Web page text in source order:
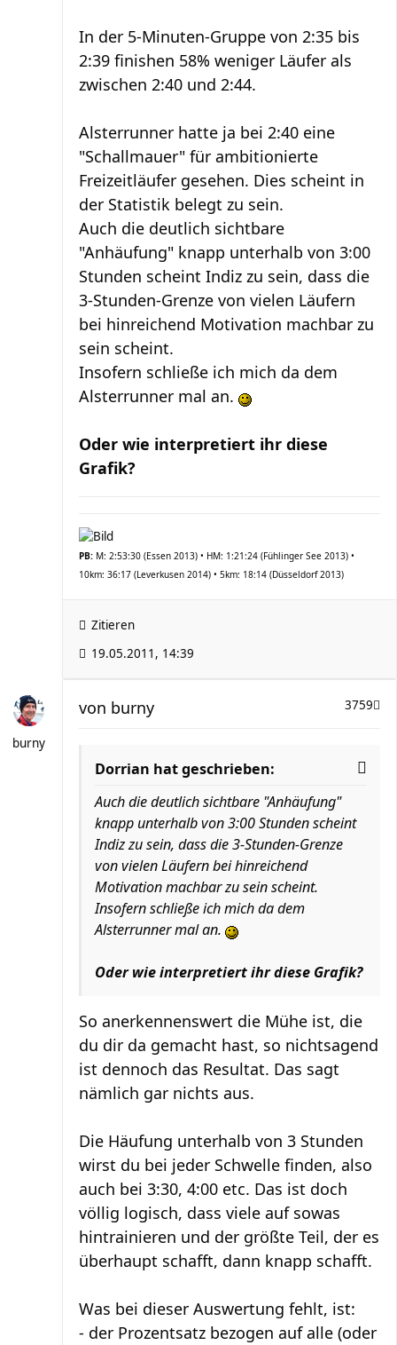
In der 5-Minuten-Gruppe von 2:35 bis
2:39 finishen 58% weniger Läufer als
zwischen 2:40 und 2:44.
Alsterrunner hatte ja bei 2:40 eine
"Schallmauer" für ambitionierte
Freizeitläufer gesehen. Dies scheint in
der Statistik belegt zu sein.
Auch die deutlich sichtbare
"Anhäufung" knapp unterhalb von 3:00
Stunden scheint Indiz zu sein, dass die
3-Stunden-Grenze von vielen Läufern
bei hinreichend Motivation machbar zu
sein scheint.
Insofern schließe ich mich da dem
Alsterrunner mal an.
Oder wie interpretiert ihr diese
Grafik?
PB: M: 2:53:30 (Essen 2013) • HM: 1:21:24 (Fühlinger See 2013) •
10km: 36:17 (Leverkusen 2014) • 5km: 18:14 (Düsseldorf 2013)
Zitieren
19.05.2011, 14:39
burny
3759
von burny
Dorrian hat geschrieben:
Auch die deutlich sichtbare "Anhäufung"
knapp unterhalb von 3:00 Stunden scheint
Indiz zu sein, dass die 3-Stunden-Grenze
von vielen Läufern bei hinreichend
Motivation machbar zu sein scheint.
Insofern schließe ich mich da dem
Alsterrunner mal an.
Oder wie interpretiert ihr diese Grafik?
So anerkennenswert die Mühe ist, die
du dir da gemacht hast, so nichtsagend
ist dennoch das Resultat. Das sagt
nämlich gar nichts aus.
Die Häufung unterhalb von 3 Stunden
wirst du bei jeder Schwelle finden, also
auch bei 3:30, 4:00 etc. Das ist doch
völlig logisch, dass viele auf sowas
hintrainieren und der größte Teil, der es
überhaupt schafft, dann knapp schafft.
Was bei dieser Auswertung fehlt, ist:
- der Prozentsatz bezogen auf alle (oder